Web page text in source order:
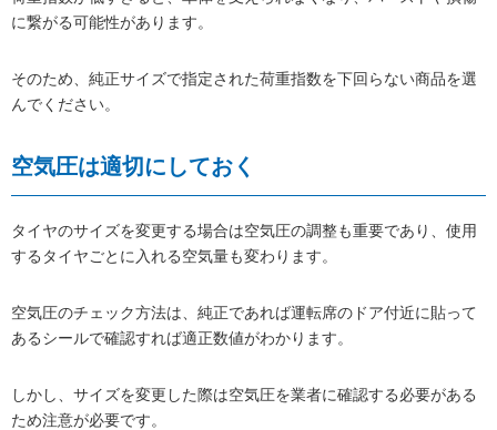
に繋がる可能性があります。
そのため、純正サイズで指定された荷重指数を下回らない商品を選
んでください。
空気圧は適切にしておく
タイヤのサイズを変更する場合は空気圧の調整も重要であり、使用
するタイヤごとに入れる空気量も変わります。
空気圧のチェック方法は、純正であれば運転席のドア付近に貼って
あるシールで確認すれば適正数値がわかります。
しかし、サイズを変更した際は空気圧を業者に確認する必要がある
ため注意が必要です。